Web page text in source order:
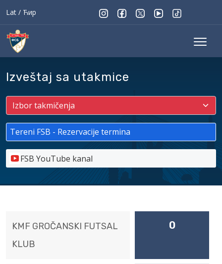
Lat / Ћир
Izveštaj sa utakmice
Tereni FSB - Rezervacije termina
FSB YouTube kanal
KMF GROČANSKI FUTSAL
KLUB
0